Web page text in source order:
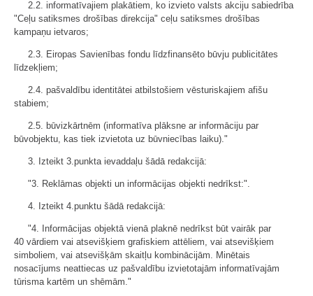
2.2. informatīvajiem plakātiem, ko izvieto valsts akciju sabiedrība
"Ceļu satiksmes drošības direkcija" ceļu satiksmes drošības
kampaņu ietvaros;
2.3. Eiropas Savienības fondu līdzfinansēto būvju publicitātes
līdzekļiem;
2.4. pašvaldību identitātei atbilstošiem vēsturiskajiem afišu
stabiem;
2.5. būvizkārtnēm (informatīva plāksne ar informāciju par
būvobjektu, kas tiek izvietota uz būvniecības laiku)."
3. Izteikt 3.punkta ievaddaļu šādā redakcijā:
"3. Reklāmas objekti un informācijas objekti nedrīkst:".
4. Izteikt 4.punktu šādā redakcijā:
"4. Informācijas objektā vienā plaknē nedrīkst būt vairāk par
40 vārdiem vai atsevišķiem grafiskiem attēliem, vai atsevišķiem
simboliem, vai atsevišķām skaitļu kombinācijām. Minētais
nosacījums neattiecas uz pašvaldību izvietotajām informatīvajām
tūrisma kartēm un shēmām."